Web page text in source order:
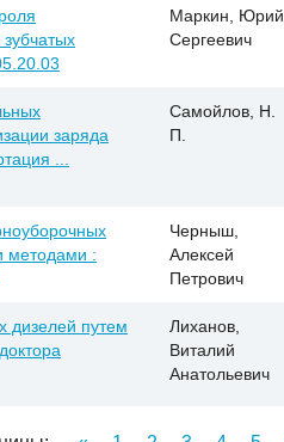
Маркин, Юрий
Сергеевич
заряда
...
Самойлов, Н.
П.
методами :
Черныш,
Алексей
Петрович
дизелей путем
Лиханов,
Виталий
Анатольевич